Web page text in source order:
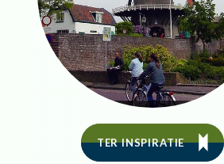
TER INSPIRATIE